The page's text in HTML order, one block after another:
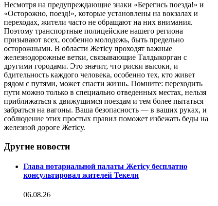
Несмотря на предупреждающие знаки «Берегись поезда!» и
«Осторожно, поезд!», которые установлены на вокзалах и
переходах, жители часто не обращают на них внимания.
Поэтому транспортные полицейские нашего региона
призывают всех, особенно молодежь, быть предельно
осторожными. В области Жетісу проходят важные
железнодорожные ветки, связывающие Талдыкорган с
другими городами. Это значит, что риски высоки, и
бдительность каждого человека, особенно тех, кто живет
рядом с путями, может спасти жизнь. Помните: переходить
пути можно только в специально отведенных местах, нельзя
приближаться к движущимся поездам и тем более пытаться
забраться на вагоны. Ваша безопасность — в ваших руках, и
соблюдение этих простых правил поможет избежать беды на
железной дороге Жетісу.
Другие новости
Глава нотариальной палаты Жетісу бесплатно
консультировал жителей Текели
06.08.26